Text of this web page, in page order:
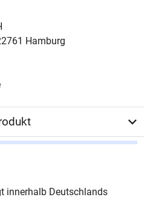
Hamburg
382
innerhalb Deutschlands